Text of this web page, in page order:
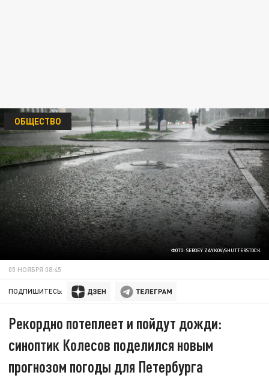
ФОТО: SERGEY ZAYKOV/SHUTTERSTOCK
ОБЩЕСТВО
05 НОЯБРЯ 08:45
ПОДПИШИТЕСЬ:
Рекордно потеплеет и пойдут дожди:
синоптик Колесов поделился новым
прогнозом погоды для Петербурга